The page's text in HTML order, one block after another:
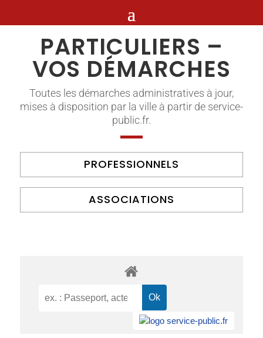
PARTICULIERS –
VOS DÉMARCHES
Toutes les démarches administratives à jour,
mises à disposition par la ville à partir de service-
public.fr.
PROFESSIONNELS
ASSOCIATIONS